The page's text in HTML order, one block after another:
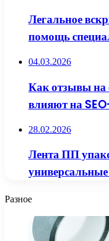
Легальное
помощь
04.03.2026
Как отзывы на
влияют на
28.02.2026
Лента ПП
Разное